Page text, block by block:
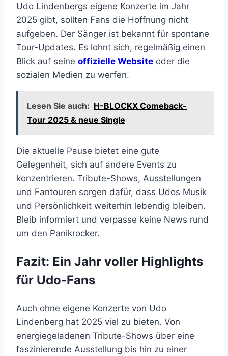
Udo Lindenbergs eigene Konzerte im Jahr
2025 gibt, sollten Fans die Hoffnung nicht
aufgeben. Der Sänger ist bekannt für spontane
Tour-Updates. Es lohnt sich, regelmäßig einen
Blick auf seine offizielle Website oder die
sozialen Medien zu werfen.
Lesen Sie auch: H-BLOCKX Comeback-
Tour 2025 & neue Single
Die aktuelle Pause bietet eine gute
Gelegenheit, sich auf andere Events zu
konzentrieren. Tribute-Shows, Ausstellungen
und Fantouren sorgen dafür, dass Udos Musik
und Persönlichkeit weiterhin lebendig bleiben.
Bleib informiert und verpasse keine News rund
um den Panikrocker.
Fazit: Ein Jahr voller Highlights
für Udo-Fans
Auch ohne eigene Konzerte von Udo
Lindenberg hat 2025 viel zu bieten. Von
energiegeladenen Tribute-Shows über eine
faszinierende Ausstellung bis hin zu einer